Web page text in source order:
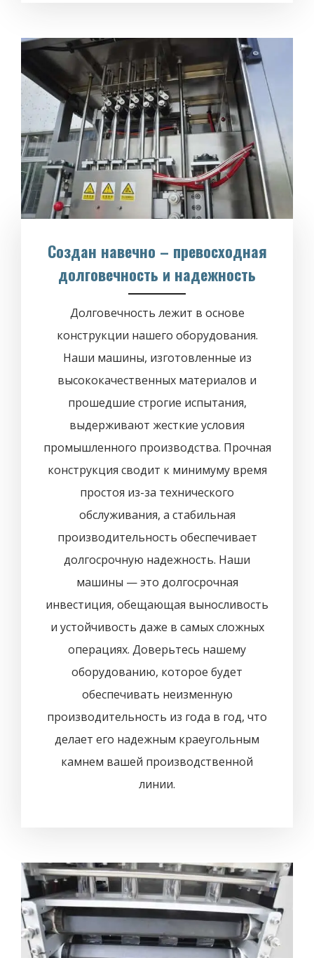
Создан навечно – превосходная
долговечность и надежность
Долговечность лежит в основе
конструкции нашего оборудования.
Наши машины, изготовленные из
высококачественных материалов и
прошедшие строгие испытания,
выдерживают жесткие условия
промышленного производства. Прочная
конструкция сводит к минимуму время
простоя из-за технического
обслуживания, а стабильная
производительность обеспечивает
долгосрочную надежность. Наши
машины — это долгосрочная
инвестиция, обещающая выносливость
и устойчивость даже в самых сложных
операциях. Доверьтесь нашему
оборудованию, которое будет
обеспечивать неизменную
производительность из года в год, что
делает его надежным краеугольным
камнем вашей производственной
линии.